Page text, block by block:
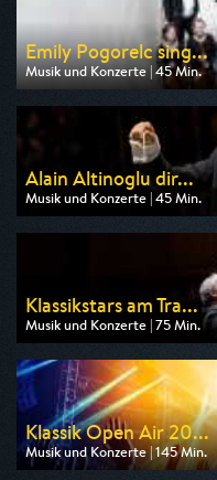
Emily Pogorelc sing...
Musik und Konzerte | 45 Min.
Ausgestrahlt von arte
am 09.08.2026, 17:55
Alain Altinoglu dir...
Musik und Konzerte | 45 Min.
Ausgestrahlt von arte
am 08.08.2026, 05:30
Klassikstars am Tra...
Musik und Konzerte | 75 Min.
Ausgestrahlt von 3sat
am 08.08.2026, 21:50
Klassik Open Air 20...
Musik und Konzerte | 145 Min.
Ausgestrahlt von BR